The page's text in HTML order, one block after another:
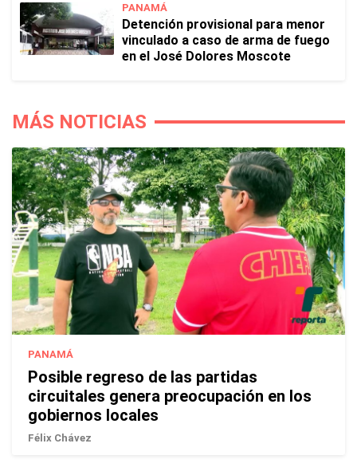
PANAMÁ
Detención provisional para menor
vinculado a caso de arma de fuego
en el José Dolores Moscote
MÁS NOTICIAS
PANAMÁ
Posible regreso de las partidas
circuitales genera preocupación en los
gobiernos locales
Félix Chávez